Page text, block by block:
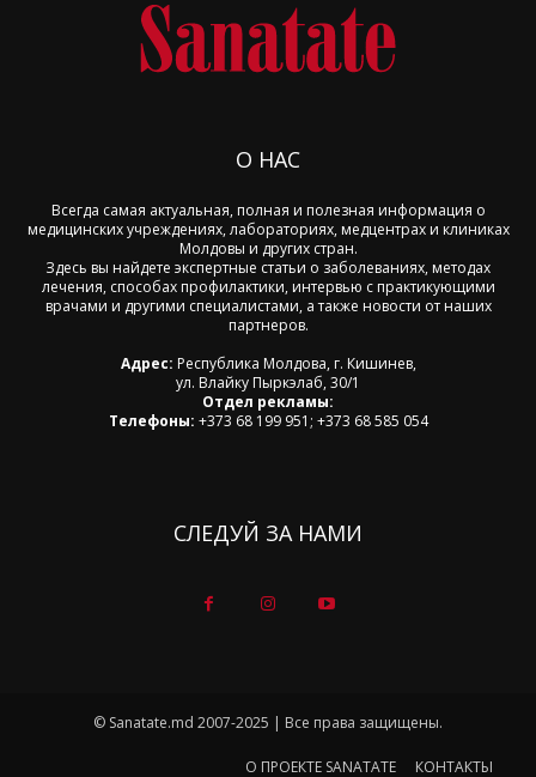
О НАС
Всегда самая актуальная, полная и полезная информация о
медицинских учреждениях, лабораториях, медцентрах и клиниках
Молдовы и других стран.
Здесь вы найдете экспертные статьи о заболеваниях, методах
лечения, способах профилактики, интервью с практикующими
врачами и другими специалистами, а также новости от наших
партнеров.
Адрес: Республика Молдова, г. Кишинев,
ул. Влайку Пыркэлаб, 30/1
Отдел рекламы:
Телефоны: +373 68 199 951; +373 68 585 054
СЛЕДУЙ ЗА НАМИ
© Sanatate.md 2007-2025 | Все права защищены.
О ПРОЕКТЕ SANATATE КОНТАКТЫ